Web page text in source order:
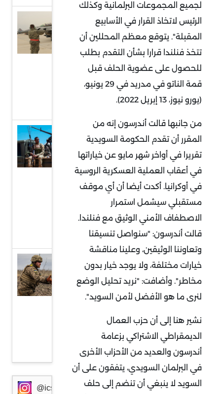
لجميع المجموعات البرلمانية وكذلك
الرئيس لاتخاذ القرار في الأسابيع
المقبلة". يتوقع معظم المحللين أن
تتخذ فنلندا قرارا بشأن التقدم بطلب
للحصول على عضوية الحلف قبل
قمة الناتو في مدريد في 29 يونيو،
(يورو نيوز، 13 إبريل 2022).
من جانبها قالت أندرسون إنه من
المقرر أن تقدم الحكومة السويدية
تقريرا في أواخر شهر مايو عن خياراتها
في أعقاب العملية العسكرية الروسية
في أوكرانيا. أكدت أيضا أن أي موقف
مستقبلي سيشمل استمرار
الاصطفاف الأمني الوثيق مع فنلندا.
قالت أندرسون: "سنواصل تنسيقنا
وتعاوننا الوثيقين، وعلينا مناقشة
خيارات مختلفة، ولا يوجد خيار بدون
مخاطر". وأضافت: "نريد تحليل الوضع
لنرى ما هو الأفضل لأمن السويد".
نشير هنا إلى أن حزب العمال
الديمقراطي الاشتراكي بزعامة
أندرسون والعديد من الأحزاب الأخرى
في البرلمان السويدي، يتفقون على أن
السويد لا ينبغي أن تنضم إلى حلف
مقاتلات
إف-16
والحرب
الروسية
فعالية
الاستراتيجية
الجديدة
الشباب
الصومالية
استقراء
للمحطات
الأوكرانية
@icssresearch